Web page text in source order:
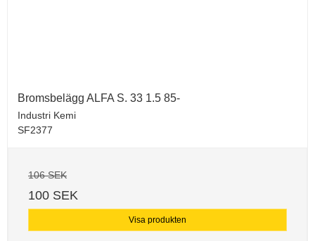
Bromsbelägg ALFA S. 33 1.5 85-
Industri Kemi
SF2377
106 SEK
100 SEK
Visa produkten